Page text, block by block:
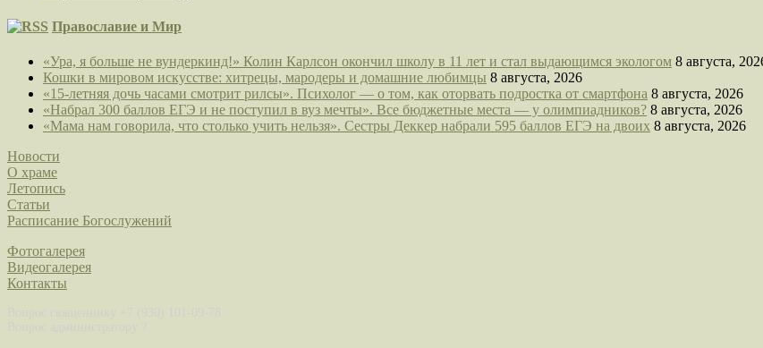
Православие и Мир
«Ура, я больше не вундеркинд!» Колин Карлсон окончил школу в 11 лет и стал выдающимся экологом 8 августа,
Кошки в мировом искусстве: хитрецы, мародеры и домашние любимцы 8 августа, 2026
«15-летняя дочь часами смотрит рилсы». Психолог — о том, как оторвать подростка от смартфона 8 августа, 2026
«Набрал 300 баллов ЕГЭ и не поступил в вуз мечты». Все бюджетные места — у олимпиадников? 8 августа, 2026
«Мама нам говорила, что столько учить нельзя». Сестры Деккер набрали 595 баллов ЕГЭ на двоих 8 августа, 2026
Новости
О храме
Летопись
Статьи
Расписание Богослужений
Фотогалерея
Видеогалерея
Контакты